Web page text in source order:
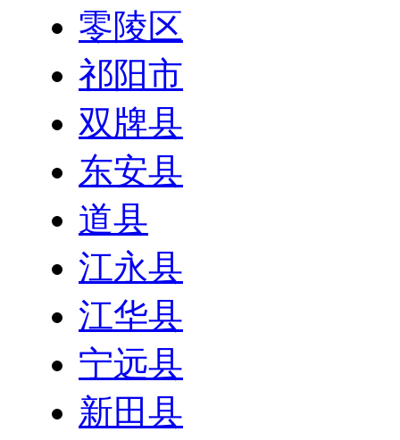
零陵区
祁阳市
双牌县
东安县
道县
江永县
江华县
宁远县
新田县